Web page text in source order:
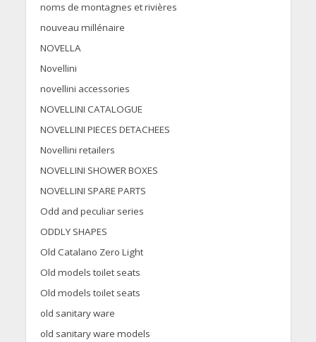
noms de montagnes et rivières
nouveau millénaire
NOVELLA
Novellini
novellini accessories
NOVELLINI CATALOGUE
NOVELLINI PIECES DETACHEES
Novellini retailers
NOVELLINI SHOWER BOXES
NOVELLINI SPARE PARTS
Odd and peculiar series
ODDLY SHAPES
Old Catalano Zero Light
Old models toilet seats
Old models toilet seats
old sanitary ware
old sanitary ware models